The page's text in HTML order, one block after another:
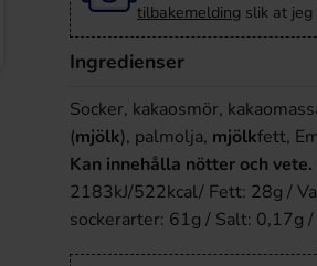
tilbakemelding slik at
Ingredienser
Socker, kakaosmör,
(mjölk), palmolja, mjölkfett,
Kan innehålla nötter och vete.
2183kJ/522kcal/ Fett: 28g /
sockerarter: 61g / Salt: 0,17g